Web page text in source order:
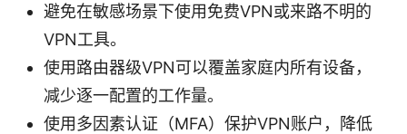
避免在敏感场景下使用免费VPN或来路不明的
VPN工具。
使用路由器级VPN可以覆盖家庭内所有设备，
减少逐一配置的工作量。
使用多因素认证（MFA）保护VPN账户，降低